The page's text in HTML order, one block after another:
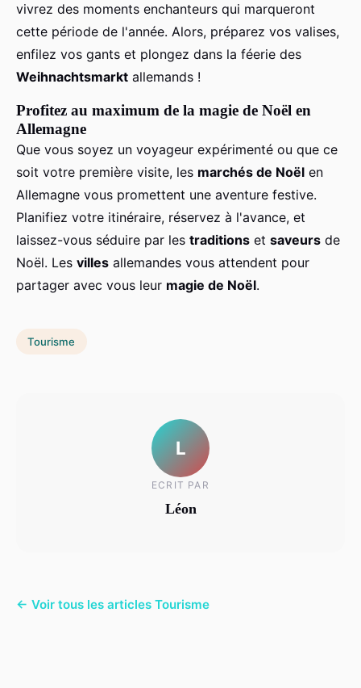
vivrez des moments enchanteurs qui marqueront
cette période de l'année. Alors, préparez vos valises,
enfilez vos gants et plongez dans la féerie des
Weihnachtsmarkt allemands !
Profitez au maximum de la magie de Noël en
Allemagne
Que vous soyez un voyageur expérimenté ou que ce
soit votre première visite, les marchés de Noël en
Allemagne vous promettent une aventure festive.
Planifiez votre itinéraire, réservez à l'avance, et
laissez-vous séduire par les traditions et saveurs de
Noël. Les villes allemandes vous attendent pour
partager avec vous leur magie de Noël.
Tourisme
L
ECRIT PAR
Léon
← Voir tous les articles Tourisme